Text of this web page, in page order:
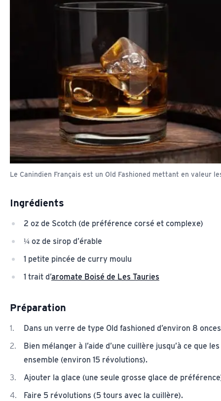
Le Canindien Français est un Old Fashioned mettant en valeur
Ingrédients
2 oz de Scotch (de préférence corsé et complexe)
¼ oz de sirop d’érable
1 petite pincée de curry moulu
1 trait d’aromate Boisé de Les Tauries
Préparation
Dans un verre de type Old fashioned d’environ 8
Bien mélanger à l’aide d’une cuillère jusqu’à ce que
ensemble (environ 15 révolutions).
Ajouter la glace (une seule grosse glace de
Faire 5 révolutions (5 tours avec la cuillère).